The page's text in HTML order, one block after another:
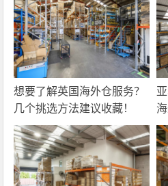
想要了解英国海外仓服务？
几个挑选方法建议收藏！